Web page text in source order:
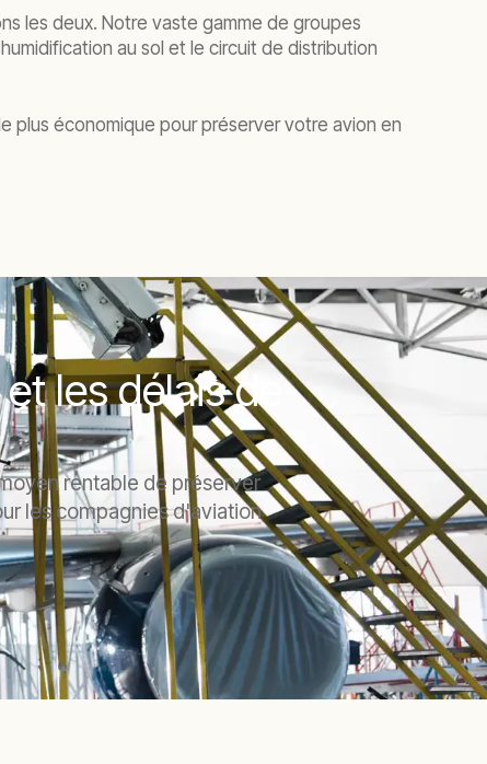
les deux. Notre vaste gamme de groupes
au sol et le circuit de distribution
plus économique pour préserver votre avion en
les délais de
rentable de préserver
les compagnies d'aviation